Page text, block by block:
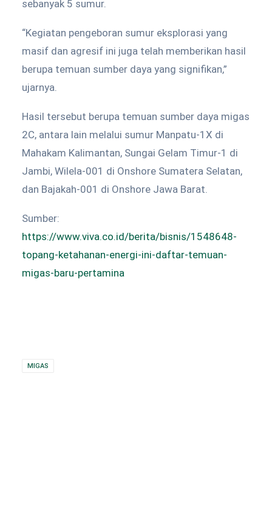
sebanyak 5 sumur.
“Kegiatan pengeboran sumur eksplorasi yang
masif dan agresif ini juga telah memberikan hasil
berupa temuan sumber daya yang signifikan,”
ujarnya.
Hasil tersebut berupa temuan sumber daya migas
2C, antara lain melalui sumur Manpatu-1X di
Mahakam Kalimantan, Sungai Gelam Timur-1 di
Jambi, Wilela-001 di Onshore Sumatera Selatan,
dan Bajakah-001 di Onshore Jawa Barat.
Sumber:
https://www.viva.co.id/berita/bisnis/1548648-
topang-ketahanan-energi-ini-daftar-temuan-
migas-baru-pertamina
MIGAS